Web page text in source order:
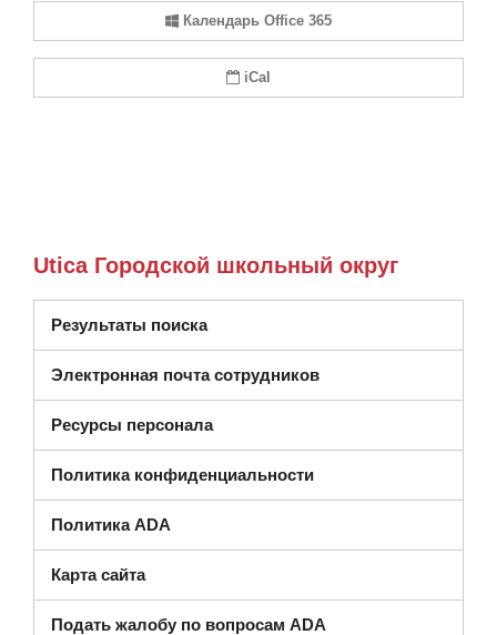
Календарь Office 365
iCal
Utica Городской школьный округ
Результаты поиска
Электронная почта сотрудников
Ресурсы персонала
Политика конфиденциальности
Политика ADA
Карта сайта
Подать жалобу по вопросам ADA